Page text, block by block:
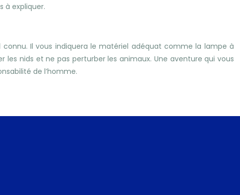
à expliquer.
Il vous indiquera le matériel adéquat comme la lampe à
nids et ne pas perturber les animaux. Une aventure qui vous
de l’homme.